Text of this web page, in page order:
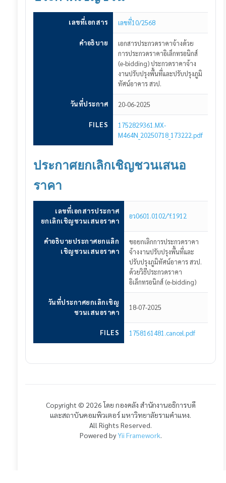
เลขที่เอกสาร เลขที่10/2568
คำอธิบาย
เอกสารประกวดราคาจ้างด้วย
การประกวดราคาอิเล็กทรอนิกส์
(e-bidding) ประกวดราคาจ้าง
งานปรับปรุงพื้นที่และปรับปรุงภูมิ
ทัศน์อาคาร สวป.
วันที่ประกาศ 20-06-2025
FILES
1752829361.MX-
M464N_20250718_173222.pdf
ประกาศยกเลิกเชิญชวนเสนอ
ราคา
เลขที่เอกสารประกาศ
ยกเลิกเชิญชวนเสนอราคา
อว0601.0102/'f.1912
คำอธิบายประกาศยกแลิก
เชิญชวนเสนอราคา
ขอยกเลิกการประกวดราคา
จ้างงานปรับปรุงพื้นที่และ
ปรับปรุงภูมิทัศน์อาคาร สวป.
ด้วยวิธีประกวดราคา
อิเล็กทรอนิกส์ (e-bidding)
วันที่ประกาศยกเลิกเชิญ
ชวนเสนอราคา
18-07-2025
FILES 1758161481.cancel.pdf
Copyright © 2026 โดย กองคลัง สำนักงานอธิการบดี
และสถาบันคอมพิวเตอร์ มหาวิทยาลัยรามคำแหง.
All Rights Reserved.
Powered byYii Framework.